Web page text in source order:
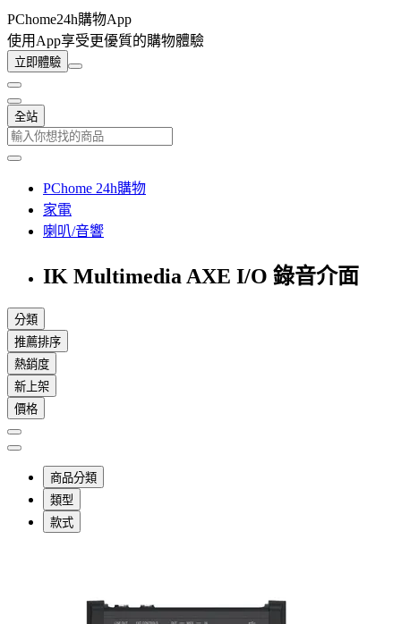
PChome24h購物App
使用App享受更優質的購物體驗
立即體驗
全站
PChome 24h購物
家電
喇叭/音響
IK Multimedia AXE I/O 錄音介面
分類
推薦排序
熱銷度
新上架
價格
商品分類
類型
款式